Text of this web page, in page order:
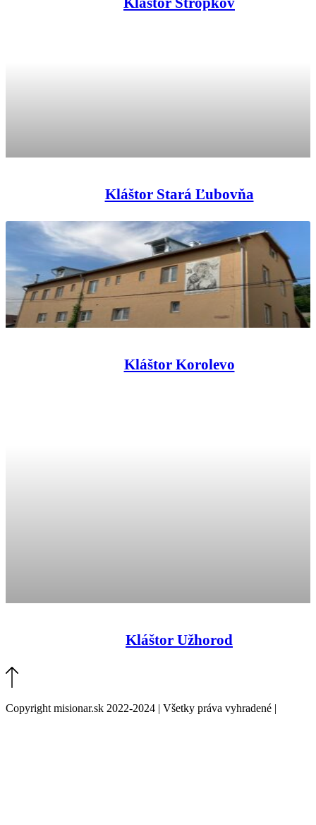
Kláštor Stará Ľubovňa
Kláštor Korolevo
Kláštor Užhorod
Copyright misionar.sk 2022-2024 | Všetky práva vyhradené |